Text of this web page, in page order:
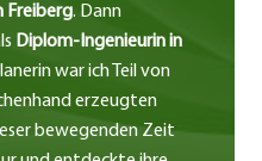
Freiberg. Dann
Diplom-Ingenieurin in
war ich Teil von
erzeugten
bewegenden Zeit